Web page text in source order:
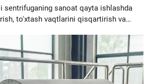
sentrifuganing sanoat qayta ishlashda
to'xtash vaqtlarini qisqartirish va
uchun batafsil ma'lumot